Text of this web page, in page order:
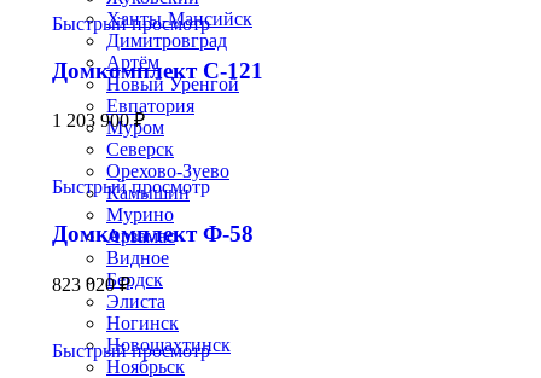
Ханты-Мансийск
Димитровград
Артём
Новый Уренгой
Евпатория
Муром
Северск
Орехово-Зуево
Камышин
Мурино
Арзамас
Видное
Бердск
Элиста
Ногинск
Новошахтинск
Ноябрьск
Быстрый просмотр
Домкомплект С-121
1 203 900₽
Быстрый просмотр
Домкомплект Ф-58
823 020₽
Быстрый просмотр